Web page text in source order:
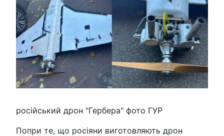
російський дрон "Гербера" фото ГУР
Попри те, що росіяни виготовляють дрон